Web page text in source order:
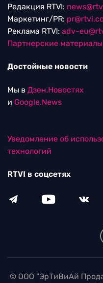
Редакция RTVI:
Маркетинг/PR:
Реклама RTVI: adv-
Партнерские материалы
Достойные новости
Мы в Дзен.Новостях
и Google.News
Уведомление об
технологий
RTVI в соцсетях
© ООО "ЭрТиВиАй